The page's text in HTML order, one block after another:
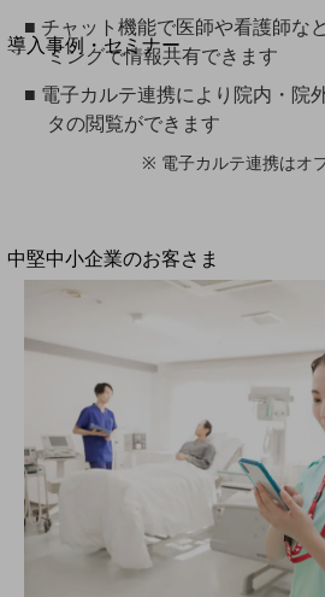
別ウィンドウで開きます
サービスをご利用中のお客さま
導入事例・セミナー
導入事例TOP
最新の導入事例や注目の導入事例をご紹介します
セミナー
中堅中小企業のお客さま
NTTドコモビジネスウォッチ
ビジネスお役立ち情報
旬な話題やお役立ち資料などDXの課題を
解決するヒントをお届けする記事サイト
お役立ち資料ダウンロード
トレンド記事特集
IT用語集
中堅中小企業向け
サービス・ソリューション
課題やニーズに合ったサービスをご紹介し、
■ チャット機能で医師や看護師な
ミングで情報共有できます
■ 電子カルテ連携により院内・院
タの閲覧ができます
※ 電子カルテ連携はオ